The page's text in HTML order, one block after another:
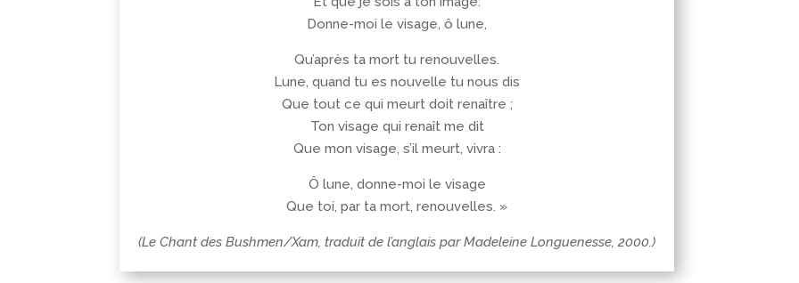
Donne-moi le visage, ô lune,
Qu’après ta mort tu renouvelles.
Lune, quand tu es nouvelle tu nous dis
Que tout ce qui meurt doit renaître ;
Ton visage qui renaît me dit
Que mon visage, s’il meurt, vivra :
Ô lune, donne-moi le visage
Que toi, par ta mort, renouvelles. »
(Le Chant des Bushmen/Xam, traduit de l’anglais par Madeleine Longuenesse, 2000.)